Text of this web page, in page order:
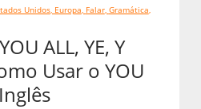
ALL, YE, Y
Usar o YOU
Unidos, Europa, Falar, Gramática,